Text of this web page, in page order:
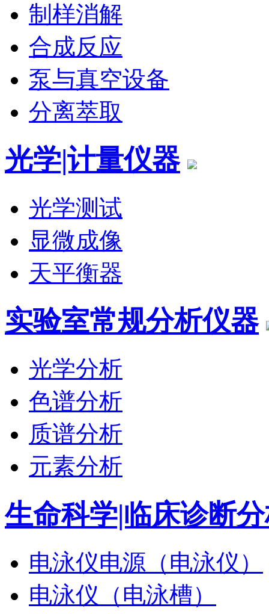
制样消解
合成反应
泵与真空设备
分离萃取
光学|计量仪器
光学测试
显微成像
天平衡器
实验室常规分析仪器
光学分析
色谱分析
质谱分析
元素分析
生命科学|临床诊断
电泳仪电源（电泳仪）
电泳仪（电泳槽）